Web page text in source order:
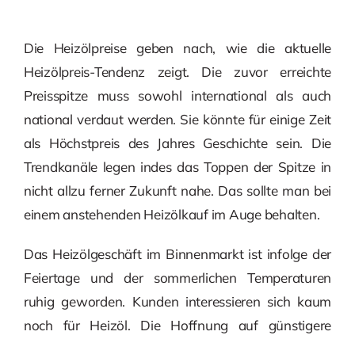
Die Heizölpreise geben nach, wie die aktuelle
Heizölpreis-Tendenz zeigt. Die zuvor erreichte
Preisspitze muss sowohl international als auch
national verdaut werden. Sie könnte für einige Zeit
als Höchstpreis des Jahres Geschichte sein. Die
Trendkanäle legen indes das Toppen der Spitze in
nicht allzu ferner Zukunft nahe. Das sollte man bei
einem anstehenden Heizölkauf im Auge behalten.
Das Heizölgeschäft im Binnenmarkt ist infolge der
Feiertage und der sommerlichen Temperaturen
ruhig geworden. Kunden interessieren sich kaum
noch für Heizöl. Die Hoffnung auf günstigere